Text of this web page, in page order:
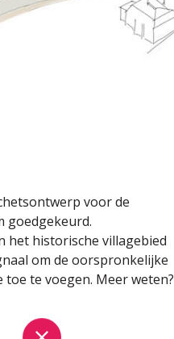
voor de
goedgekeurd.
het historische villagebied
om de oorspronkelijke
te voegen. Meer weten?